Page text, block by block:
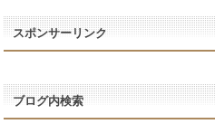
スポンサーリンク
ブログ内検索